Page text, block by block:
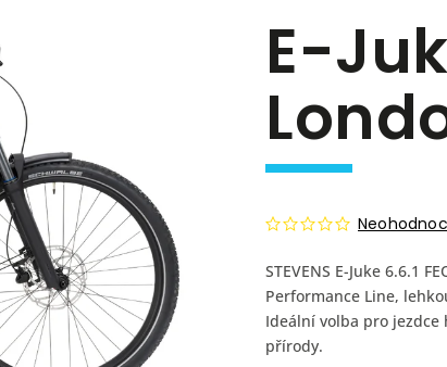
E-
STEVENS E-Juke 6.6.1
Performance Line,
Ideální volba pro
přírody.